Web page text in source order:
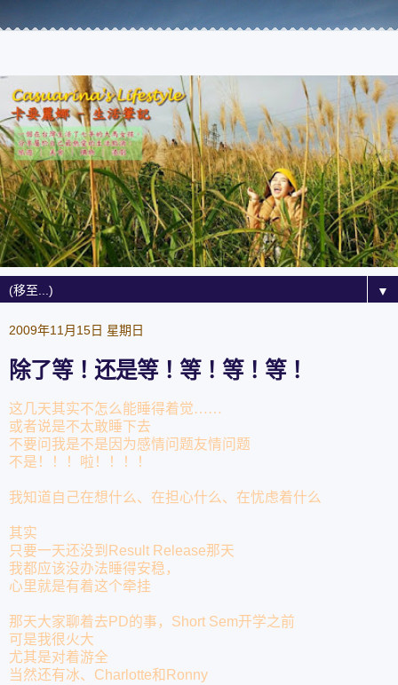
▼
2009年11月15日 星期日
除了等！还是等！等！等！等！
这几天其实不怎么能睡得着觉……
或者说是不太敢睡下去
不要问我是不是因为感情问题友情问题
不是！！！啦！！！！
我知道自己在想什么、在担心什么、在忧虑着什么
其实
只要一天还没到 Result Release那天
我都应该没办法睡得安稳，
心里就是有着这个牵挂
那天大家聊着去 PD的事， Short Sem开学之前
可是我很火大
尤其是对着游全
当然还有冰、 Charlotte和 Ronny